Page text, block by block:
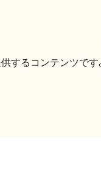
するコンテンツです